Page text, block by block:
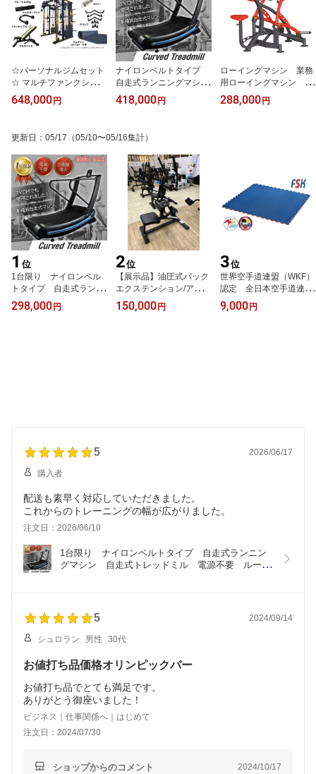
☆パーソナルジムセット
☆ マルチファンクショナ
ルスミスマシン ファン
クショントレーナー ス
ト マルチマシン ウェ
イト80kg×3 業務用 D
Z031B 2075
648,000 円
ナイロンベルトタイプ
自走式ランニングマシ
ン 自走式トレッドミ
ル 電源不要 ルームラ
務用トレッドミル リハ
ビリ用 ホームジム 本
格的マシン AD-T0111
418,000 円
ローイングマシン 業務
用ローイングマシン 背
中 胸 上半身 高負
荷 高強度 アーム独立
288,000 円
更新日 ： 05/17 （05/10〜05/16集計）
1 位
1台限り ナイロンベル
トタイプ 自走式ランニ
ングマシン 自走式トレ
ッドミル 電源不要 ル
298,000 円
2位
【展示品】油圧式バック
エクステンション/アブド
ミナル 業務用バックエ
クステンション/アブドミ
150,000 円
3位
世界空手道連盟（WKF）
認定 全日本空手道連盟
（JKF）認定 空手競技
用マット 赤または青
9,000 円
5 2026/06/17
購入者
配送も素早く対応していただきました。
これからのトレーニングの幅が広がりました。
注文日：2026/06/10
1台限り　ナイロンベルトタイプ　自走式ランニン
グマシン　自走式トレッドミル　電源不要　ルーム
5 2024/09/14
シュロラン 男性 30代
お値打ち品価格オリンピックバー
お値打ち品でとても満足です。
ありがとう御座いました！
ビジネス｜仕事関係へ｜はじめて
注文日：2024/07/30
ショップからのコメント 2024/10/17